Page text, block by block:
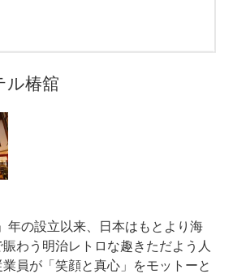
椿舘
年の設立以来、日本はもとより海
わう明治レトロな趣きただよう人
員が「笑顔と真心」をモットーと